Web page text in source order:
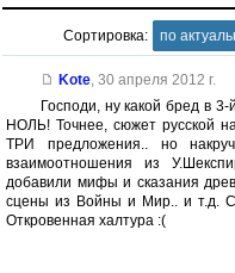
Сортировка: по
Kote, 30 апреля 2012 г.
Господи, ну какой бред в
НОЛЬ! Точнее, сюжет русской
ТРИ предложения.. но
взаимоотношения из
добавили мифы и сказания
сцены из Войны и Мир.. и т.д.
Откровенная халтура :(